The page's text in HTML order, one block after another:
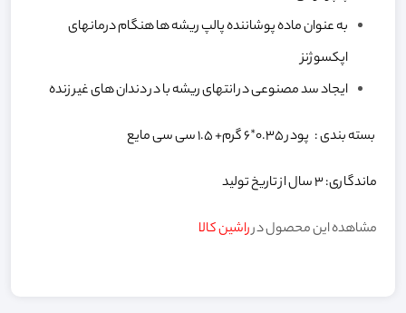
به عنوان ماده پوشاننده پالپ ریشه ها هنگام درمانهای
اپکسوژنز
ایجاد سد مصنوعی در انتهای ریشه با در دندان های غیر زنده
بسته بندی : پودر ۰.۳۵*۶ گرم+ ۱.۵ سی سی مایع
ماندگاری: 3 سال از تاریخ تولید
مشاهده این محصول درراشین کالا